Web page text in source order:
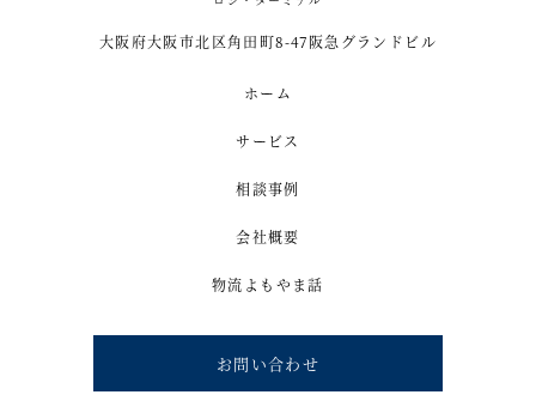
大阪府大阪市北区角田町8-47阪急グランドビル
ホーム
サービス
相談事例
会社概要
物流よもやま話
お問い合わせ